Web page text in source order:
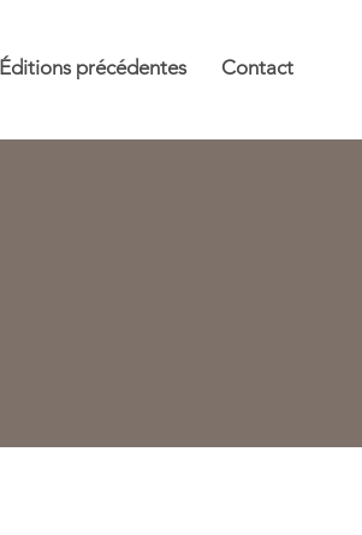
Éditions précédentes Contact